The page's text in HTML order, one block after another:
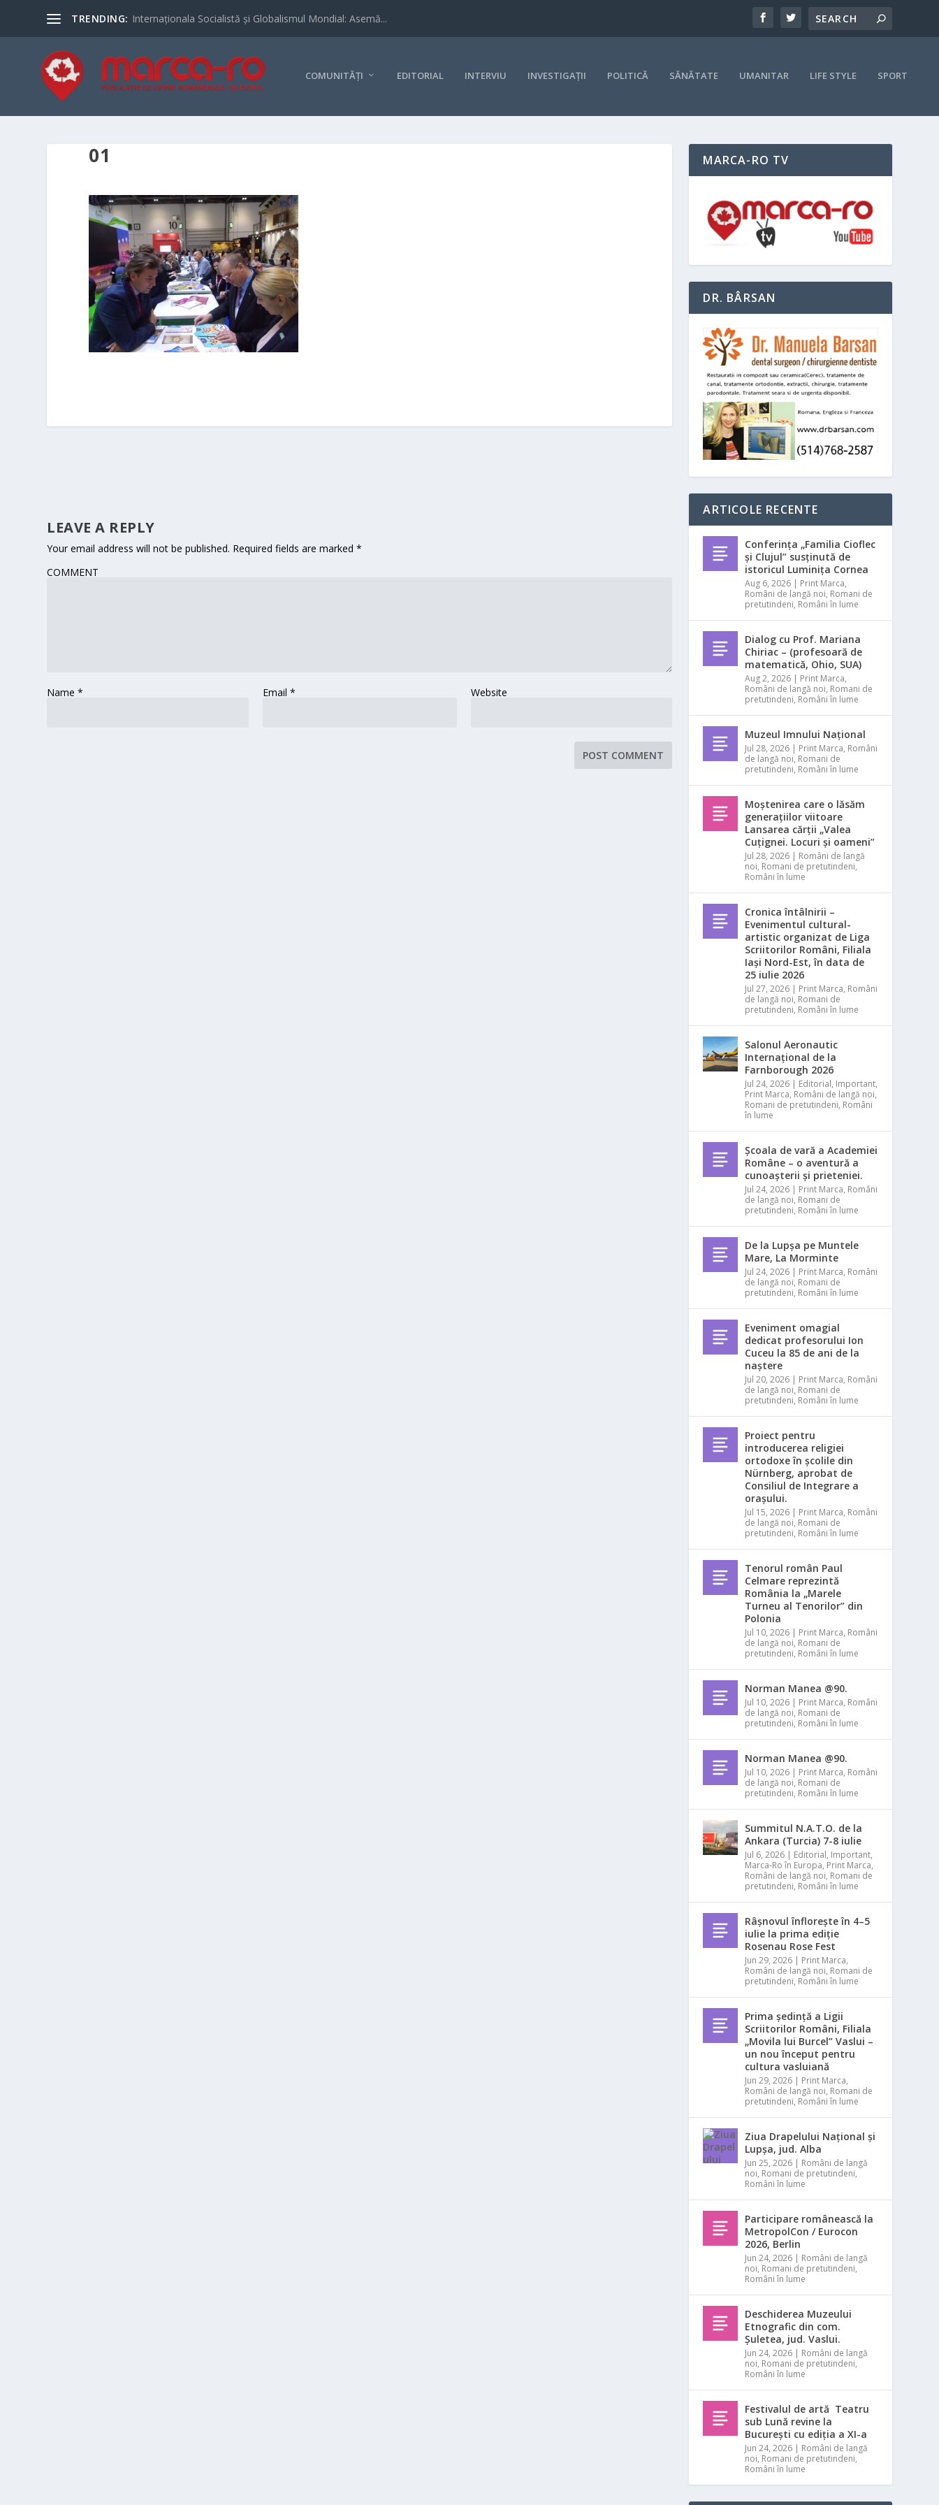
TRENDING: Internaționala Socialistă și Globalismul Mondial: Asemă...
COMUNITĂȚI EDITORIAL INTERVIU INVESTIGAȚII POLITICĂ SĂNĂTATE UMANITAR LIFE STYLE SPORT
01
LEAVE A REPLY
Your email address will not be published. Required fields are marked*
COMMENT
Name* Email * Website
MARCA-RO TV
DR. BÂRSAN
ARTICOLE RECENTE
Conferința „Familia Cioflec
și Clujul” susținută de
istoricul Luminița Cornea
Aug 6, 2026 | Print Marca,
Români de langă noi, Romani de
pretutindeni, Români în lume
Dialog cu Prof. Mariana
Chiriac – (profesoară de
matematică, Ohio, SUA)
Aug 2, 2026 | Print Marca,
Români de langă noi, Romani de
pretutindeni, Români în lume
Muzeul Imnului Național
Jul 28, 2026 | Print Marca, Români
de langă noi, Romani de
pretutindeni, Români în lume
Moștenirea care o lăsăm
generațiilor viitoare
Lansarea cărții „Valea
Cuțignei. Locuri și oameni”
Jul 28, 2026 | Români de langă
noi, Romani de pretutindeni,
Români în lume
Cronica întâlnirii –
Evenimentul cultural-
artistic organizat de Liga
Scriitorilor Români, Filiala
Iași Nord-Est, în data de
25 iulie 2026
Jul 27, 2026 | Print Marca, Români
de langă noi, Romani de
pretutindeni, Români în lume
Salonul Aeronautic
Internațional de la
Farnborough 2026
Jul 24, 2026 | Editorial, Important,
Print Marca, Români de langă noi,
Romani de pretutindeni, Români
în lume
Școala de vară a Academiei
Române – o aventură a
cunoașterii și prieteniei.
Jul 24, 2026 | Print Marca, Români
de langă noi, Romani de
pretutindeni, Români în lume
De la Lupșa pe Muntele
Mare, La Morminte
Jul 24, 2026 | Print Marca, Români
de langă noi, Romani de
pretutindeni, Români în lume
Eveniment omagial
dedicat profesorului Ion
Cuceu la 85 de ani de la
naștere
Jul 20, 2026 | Print Marca, Români
de langă noi, Romani de
pretutindeni, Români în lume
Proiect pentru
introducerea religiei
ortodoxe în școlile din
Nürnberg, aprobat de
Consiliul de Integrare a
orașului.
Jul 15, 2026 | Print Marca, Români
de langă noi, Romani de
pretutindeni, Români în lume
Tenorul român Paul
Celmare reprezintă
România la „Marele
Turneu al Tenorilor” din
Polonia
Jul 10, 2026 | Print Marca, Români
de langă noi, Romani de
pretutindeni, Români în lume
Norman Manea @90.
Jul 10, 2026 | Print Marca, Români
de langă noi, Romani de
pretutindeni, Români în lume
Norman Manea @90.
Jul 10, 2026 | Print Marca, Români
de langă noi, Romani de
pretutindeni, Români în lume
Summitul N.A.T.O. de la
Ankara (Turcia) 7-8 iulie
Jul 6, 2026 | Editorial, Important,
Marca-Ro în Europa, Print Marca,
Români de langă noi, Romani de
pretutindeni, Români în lume
Râșnovul înflorește în 4–5
iulie la prima ediție
Rosenau Rose Fest
Jun 29, 2026 | Print Marca,
Români de langă noi, Romani de
pretutindeni, Români în lume
Prima ședință a Ligii
Scriitorilor Români, Filiala
„Movila lui Burcel” Vaslui –
un nou început pentru
cultura vasluiană
Jun 29, 2026 | Print Marca,
Români de langă noi, Romani de
pretutindeni, Români în lume
Ziua Drapelului Național și
Lupșa, jud. Alba
Jun 25, 2026 | Români de langă
noi, Romani de pretutindeni,
Români în lume
Participare românească la
MetropolCon / Eurocon
2026, Berlin
Jun 24, 2026 | Români de langă
noi, Romani de pretutindeni,
Români în lume
Deschiderea Muzeului
Etnografic din com.
Șuletea, jud. Vaslui.
Jun 24, 2026 | Români de langă
noi, Romani de pretutindeni,
Români în lume
Festivalul de artă Teatru
sub Lună revine la
București cu ediția a XI-a
Jun 24, 2026 | Români de langă
noi, Romani de pretutindeni,
Români în lume